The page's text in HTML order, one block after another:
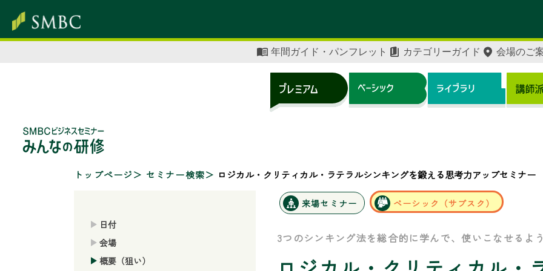
年間ガイド・パンフレット カテゴリーガイド 会場のご
トップページ セミナー検索 ロジカル・クリティカル・ラテラルシンキングを鍛える思考力アップセミナー
日付
会場
概要（狙い）
来場セミナー ベーシック（サブスク）
3つのシンキング法を総合的に学んで、使いこなせるよ